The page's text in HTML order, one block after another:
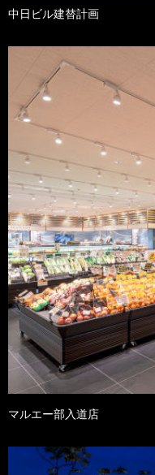
中日ビル建替計画
マルエー部入道店